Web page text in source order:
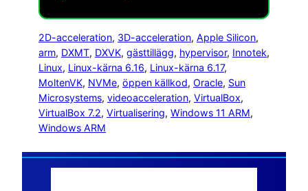
2D-acceleration, 3D-acceleration, Apple Silicon
arm, DXMT, DXVK, gästtillägg, hypervisor, Innotek
Linux, Linux-kärna 6.16, Linux-kärna 6.17
MoltenVK, NVMe, öppen källkod, Oracle, Sun
Microsystems, videoacceleration, VirtualBox
VirtualBox 7.2, Virtualisering, Windows 11 ARM
Windows ARM